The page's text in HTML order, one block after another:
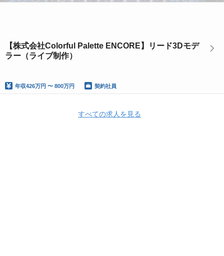
【株式会社Colorful Palette ENCORE】リード3Dモデ
ラー（ライブ制作）
年収426万円 〜 800万円 契約社員
すべての求人を見る